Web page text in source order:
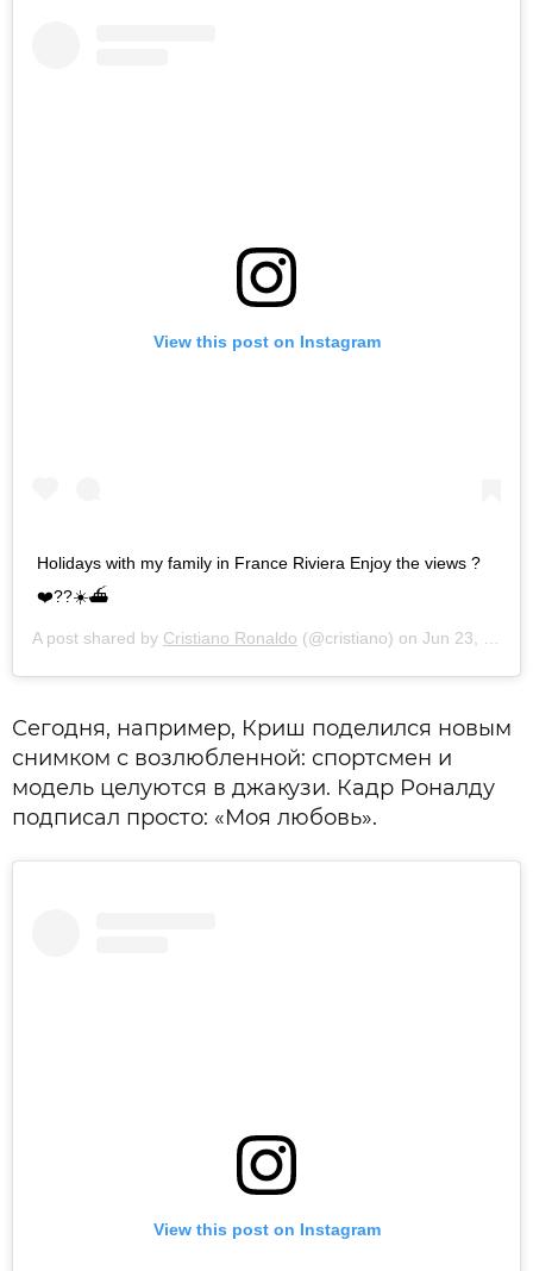
View this post on Instagram
Holidays with my family in France Riviera Enjoy the views ?
❤️??☀️⛴
A post shared by Cristiano Ronaldo (@cristiano) on Jun 23, 2019 at 5:10am PDT
Сегодня, например, Криш поделился новым
снимком с возлюбленной: спортсмен и
модель целуются в джакузи. Кадр Роналду
подписал просто: «Моя любовь».
View this post on Instagram